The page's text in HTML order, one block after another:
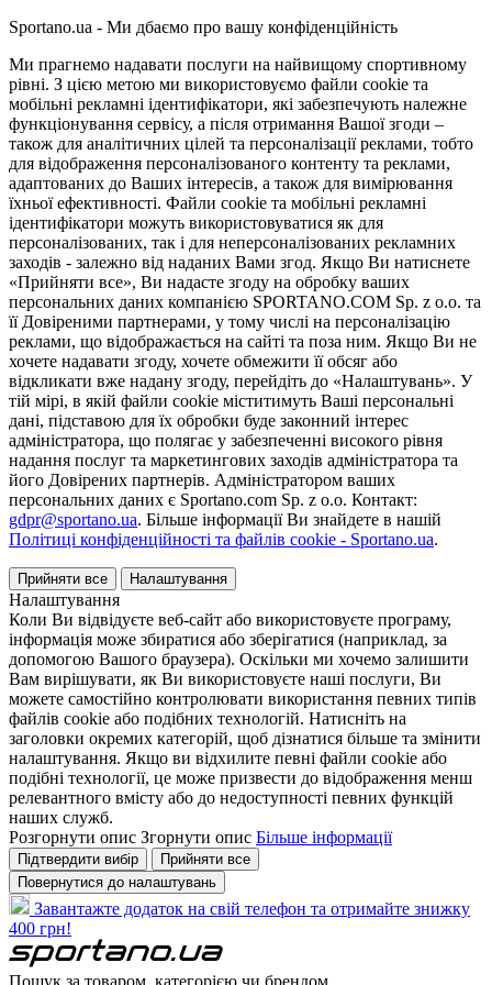
Sportano.ua - Ми дбаємо про вашу конфіденційність
Ми прагнемо надавати послуги на найвищому спортивному
рівні. З цією метою ми використовуємо файли cookie та
мобільні рекламні ідентифікатори, які забезпечують належне
функціонування сервісу, а після отримання Вашої згоди –
також для аналітичних цілей та персоналізації реклами, тобто
для відображення персоналізованого контенту та реклами,
адаптованих до Ваших інтересів, а також для вимірювання
їхньої ефективності. Файли cookie та мобільні рекламні
ідентифікатори можуть використовуватися як для
персоналізованих, так і для неперсоналізованих рекламних
заходів - залежно від наданих Вами згод. Якщо Ви натиснете
«Прийняти все», Ви надасте згоду на обробку ваших
персональних даних компанією SPORTANO.COM Sp. z o.o. та
її Довіреними партнерами, у тому числі на персоналізацію
реклами, що відображається на сайті та поза ним. Якщо Ви не
хочете надавати згоду, хочете обмежити її обсяг або
відкликати вже надану згоду, перейдіть до «Налаштувань». У
тій мірі, в якій файли cookie міститимуть Ваші персональні
дані, підставою для їх обробки буде законний інтерес
адміністратора, що полягає у забезпеченні високого рівня
надання послуг та маркетингових заходів адміністратора та
його Довірених партнерів. Адміністратором ваших
персональних даних є Sportano.com Sp. z o.o. Контакт:
gdpr@sportano.ua. Більше інформації Ви знайдете в нашій
Політиці конфіденційності та файлів cookie - Sportano.ua.
Прийняти все Налаштування
Налаштування
Коли Ви відвідуєте веб-сайт або використовуєте програму,
інформація може збиратися або зберігатися (наприклад, за
допомогою Вашого браузера). Оскільки ми хочемо залишити
Вам вирішувати, як Ви використовуєте наші послуги, Ви
можете самостійно контролювати використання певних типів
файлів cookie або подібних технологій. Натисніть на
заголовки окремих категорій, щоб дізнатися більше та змінити
налаштування. Якщо ви відхилите певні файли cookie або
подібні технології, це може призвести до відображення менш
релевантного вмісту або до недоступності певних функцій
наших служб.
Розгорнути опис Згорнути опис Більше інформації
Підтвердити вибір
Прийняти все
Повернутися до налаштувань
Завантажте додаток на свій телефон та отримайте знижку
400 грн!
Пошук за товаром, категорією чи брендом